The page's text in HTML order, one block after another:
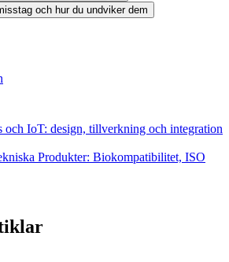
och hur du undviker dem
och IoT: design, tillverkning och integration
Produkter: Biokompatibilitet, ISO